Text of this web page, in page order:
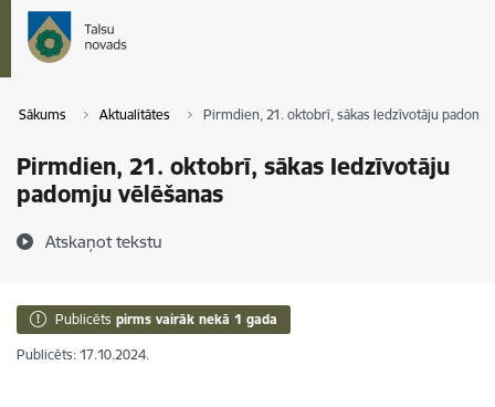
Sākums Aktualitātes Pirmdien, 21. oktobrī, sākas Iedzīvotāju
Pirmdien, 21. oktobrī, sākas Iedzīvotāju
padomju vēlēšanas
Atskaņot tekstu
Publicēts pirms vairāk nekā 1 gada
Publicēts: 17.10.2024.